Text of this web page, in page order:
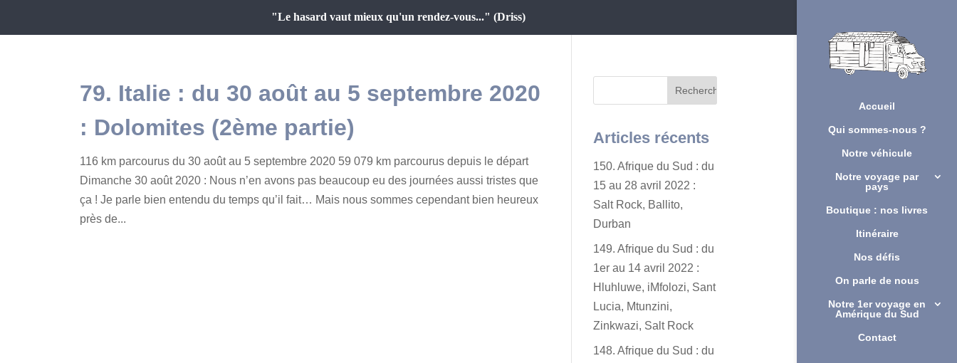
"Le hasard vaut mieux qu'un rendez-vous..." (Driss)
Accueil
Qui sommes-nous ?
Notre véhicule
Notre voyage par
pays
Boutique : nos livres
Itinéraire
Nos défis
On parle de nous
Notre 1er voyage en
Amérique du Sud
Contact
79. Italie : du 30 août au 5 septembre 2020
: Dolomites (2ème partie)
116 km parcourus du 30 août au 5 septembre 2020 59 079 km parcourus depuis le départ
Dimanche 30 août 2020 : Nous n’en avons pas beaucoup eu des journées aussi tristes que
ça ! Je parle bien entendu du temps qu’il fait… Mais nous sommes cependant bien heureux
près de...
Articles récents
150. Afrique du Sud : du
15 au 28 avril 2022 :
Salt Rock, Ballito,
Durban
149. Afrique du Sud : du
1er au 14 avril 2022 :
Hluhluwe, iMfolozi, Sant
Lucia, Mtunzini,
Zinkwazi, Salt Rock
148. Afrique du Sud : du